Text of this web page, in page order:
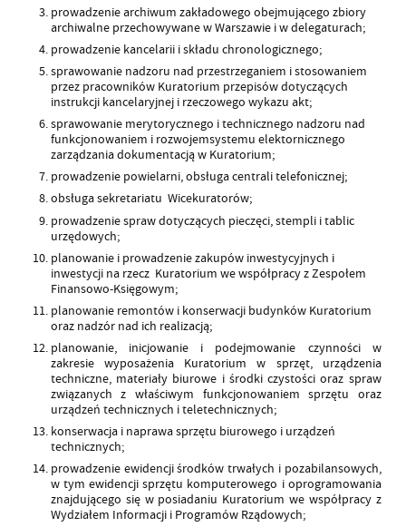
prowadzenie archiwum zakładowego obejmującego zbiory
archiwalne przechowywane w Warszawie i w delegaturach;
prowadzenie kancelarii i składu chronologicznego;
sprawowanie nadzoru nad przestrzeganiem i stosowaniem
przez pracowników Kuratorium przepisów dotyczących
instrukcji kancelaryjnej i rzeczowego wykazu akt;
sprawowanie merytorycznego i technicznego nadzoru nad
funkcjonowaniem i rozwojemsystemu elektornicznego
zarządzania dokumentacją w Kuratorium;
prowadzenie powielarni, obsługa centrali telefonicznej;
obsługa sekretariatu Wicekuratorów;
prowadzenie spraw dotyczących pieczęci, stempli i tablic
urzędowych;
planowanie i prowadzenie zakupów inwestycyjnych i
inwestycji na rzecz Kuratorium we współpracy z Zespołem
Finansowo-Księgowym;
planowanie remontów i konserwacji budynków Kuratorium
oraz nadzór nad ich realizacją;
planowanie, inicjowanie i podejmowanie czynności w
zakresie wyposażenia Kuratorium w sprzęt, urządzenia
techniczne, materiały biurowe i środki czystości oraz spraw
związanych z właściwym funkcjonowaniem sprzętu oraz
urządzeń technicznych i teletechnicznych;
konserwacja i naprawa sprzętu biurowego i urządzeń
technicznych;
prowadzenie ewidencji środków trwałych i pozabilansowych,
w tym ewidencji sprzętu komputerowego i oprogramowania
znajdującego się w posiadaniu Kuratorium we współpracy z
Wydziałem Informacji i Programów Rządowych;